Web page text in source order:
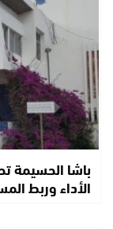
باشا الحسيمة
الأداء وربط